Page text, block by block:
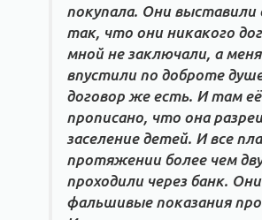
покупала. Они выставили
так, что они никакого
мной не заключали, а
впустили по доброте
договор же есть. И там
прописано, что она
заселение детей. И все
протяжении более чем
проходили через банк. Они
фальшивые показания